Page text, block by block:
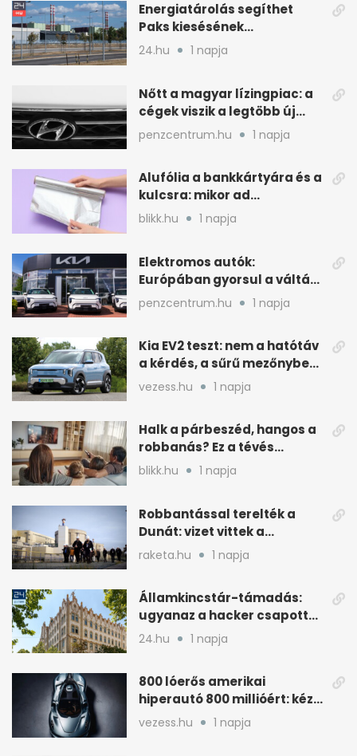
Energiatárolás segíthet
Paks kiesésének
áthidalásában
Magyarországon
24.hu 1 napja
Nőtt a magyar lízingpiac: a
cégek viszik a legtöbb új
autót 2024-ben
penzcentrum.hu 1 napja
Alufólia a bankkártyára és a
kulcsra: mikor ad
pluszvédelmet?
blikk.hu 1 napja
Elektromos autók:
Európában gyorsul a váltás,
Magyarország
lemaradóban
penzcentrum.hu 1 napja
Kia EV2 teszt: nem a hatótáv
a kérdés, a sűrű mezőnyben
dől el
vezess.hu 1 napja
Halk a párbeszéd, hangos a
robbanás? Ez a tévés
beállítás segít
blikk.hu 1 napja
Robbantással terelték a
Dunát: vizet vittek a
cernavodai atomerőmű felé
raketa.hu 1 napja
Államkincstár-támadás:
ugyanaz a hacker csapott
le, mint Romániában
24.hu 1 napja
800 lóerős amerikai
hiperautó 800 millióért: kézi
váltóval jön
vezess.hu 1 napja